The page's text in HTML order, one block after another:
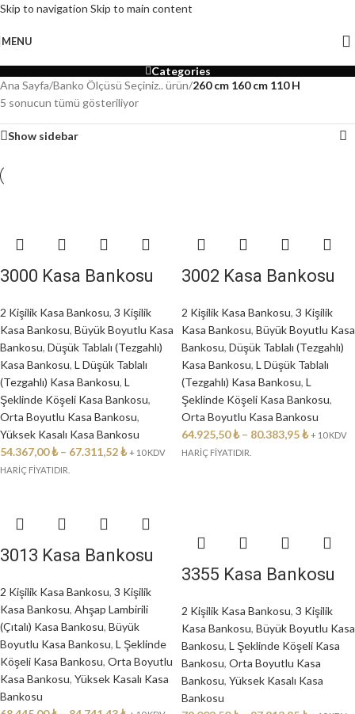
Skip to navigation Skip to main content
MENU
Categories
Ana Sayfa/Banko Ölçüsü Seçiniz.. ürün/260 cm 160 cm 110 H
5 sonucun tümü gösteriliyor
Show sidebar
3000 Kasa Bankosu
2 Kişilik Kasa Bankosu, 3 Kişilik
Kasa Bankosu, Büyük Boyutlu Kasa
Bankosu, Düşük Tablalı (Tezgahlı)
Kasa Bankosu, L Düşük Tablalı
(Tezgahlı) Kasa Bankosu, L
Şeklinde Köşeli Kasa Bankosu,
Orta Boyutlu Kasa Bankosu,
Yüksek Kasalı Kasa Bankosu
54.367,00₺ – 67.311,52₺ + 10 KDV
HARİÇ FİYATIDIR.
3002 Kasa Bankosu
2 Kişilik Kasa Bankosu, 3 Kişilik
Kasa Bankosu, Büyük Boyutlu Kasa
Bankosu, Düşük Tablalı (Tezgahlı)
Kasa Bankosu, L Düşük Tablalı
(Tezgahlı) Kasa Bankosu, L
Şeklinde Köşeli Kasa Bankosu,
Orta Boyutlu Kasa Bankosu
64.925,50₺ – 80.383,95₺ + 10 KDV
HARİÇ FİYATIDIR.
3013 Kasa Bankosu
2 Kişilik Kasa Bankosu, 3 Kişilik
Kasa Bankosu, Ahşap Lambirili
(Çıtalı) Kasa Bankosu, Büyük
Boyutlu Kasa Bankosu, L Şeklinde
Köşeli Kasa Bankosu, Orta Boyutlu
Kasa Bankosu, Yüksek Kasalı Kasa
Bankosu
3355 Kasa Bankosu
2 Kişilik Kasa Bankosu, 3 Kişilik
Kasa Bankosu, Büyük Boyutlu Kasa
Bankosu, L Şeklinde Köşeli Kasa
Bankosu, Orta Boyutlu Kasa
Bankosu, Yüksek Kasalı Kasa
Bankosu